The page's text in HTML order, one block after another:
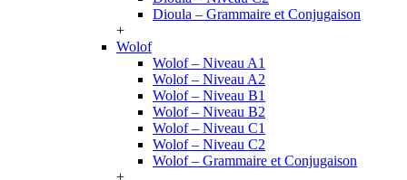
Dioula – Grammaire et Conjugaison
+
Wolof
Wolof – Niveau A1
Wolof – Niveau A2
Wolof – Niveau B1
Wolof – Niveau B2
Wolof – Niveau C1
Wolof – Niveau C2
Wolof – Grammaire et Conjugaison
+